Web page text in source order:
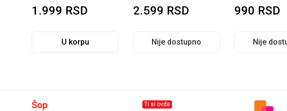
1.999 RSD
U korpu
2.599 RSD
Nije dostupno
990 RSD
Nije
Ti si ovde
Šop